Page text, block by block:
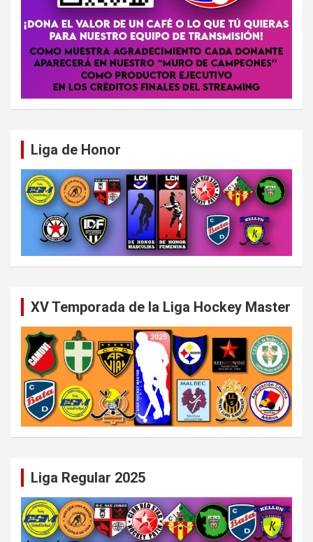
Liga de Honor
XV Temporada de la Liga Hockey Master
Liga Regular 2025